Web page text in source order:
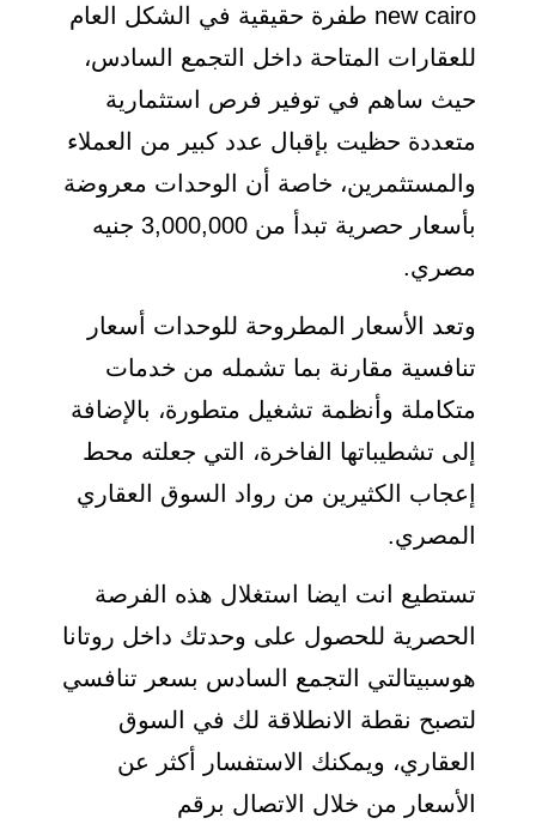
new cairo طفرة حقيقية في الشكل العام
للعقارات المتاحة داخل التجمع السادس،
حيث ساهم في توفير فرص استثمارية
متعددة حظيت بإقبال عدد كبير من العملاء
والمستثمرين، خاصة أن الوحدات معروضة
بأسعار حصرية تبدأ من 3,000,000 جنيه
مصري.
وتعد الأسعار المطروحة للوحدات أسعار
تنافسية مقارنة بما تشمله من خدمات
متكاملة وأنظمة تشغيل متطورة، بالإضافة
إلى تشطيباتها الفاخرة، التي جعلته محط
إعجاب الكثيرين من رواد السوق العقاري
المصري.
تستطيع انت ايضا استغلال هذه الفرصة
الحصرية للحصول على وحدتك داخل روتانا
هوسبيتالتي التجمع السادس بسعر تنافسي
لتصبح نقطة الانطلاقة لك في السوق
العقاري، ويمكنك الاستفسار أكثر عن
الأسعار من خلال الاتصال برقم